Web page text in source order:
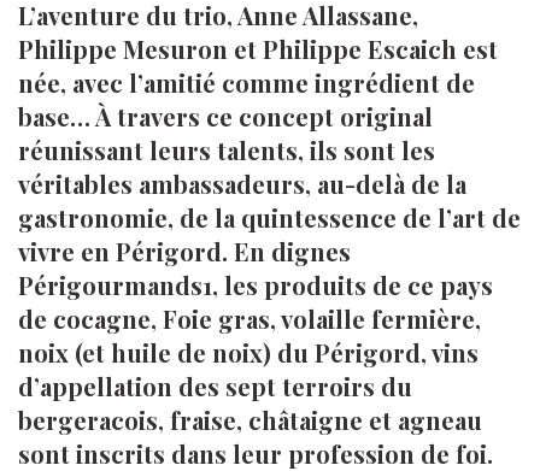
L’aventure du trio, Anne Allassane,
Philippe Mesuron et Philippe Escaich est
née, avec l’amitié comme ingrédient de
base… À travers ce concept original
réunissant leurs talents, ils sont les
véritables ambassadeurs, au-delà de la
gastronomie, de la quintessence de l’art de
vivre en Périgord. En dignes
Périgourmands1, les produits de ce pays
de cocagne, Foie gras, volaille fermière,
noix (et huile de noix) du Périgord, vins
d’appellation des sept terroirs du
bergeracois, fraise, châtaigne et agneau
sont inscrits dans leur profession de foi.